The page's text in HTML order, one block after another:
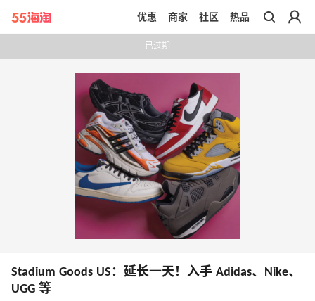
带你去官网买正品
优惠 商家 社区 热品
已过期
Stadium Goods US：延长一天！入手 Adidas、Nike、
UGG 等